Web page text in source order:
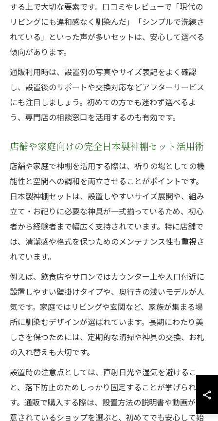
する上で大切な要素です。口コミやレビューで「現代の
リビングにも違和感なく馴染んだ」「シンプルで洗練さ
れている」といった声が多いセットは、安心して選べる
傾向があります。
通販利用時は、設置例の写真やサイズ表記をよく確認
し、設置後のサポートや交換対応などアフターサービス
にも注目しましょう。初めての方でも迷わず選べるよ
う、専門店の相談窓口を活用するのも有効です。
店舗や家庭向けの完全日本製神棚セット活用術
店舗や家庭で神棚を活用する際は、祈りの場としての機
能性と空間への調和を両立させることがポイントです。
日本製神棚セットは、設置しやすいサイズ展開や、組み
立て・お祀りに必要な神具が一式揃っているため、初心
者から経験者まで幅広く支持されています。特に店舗で
は、清潔感や格式を保つためのメンテナンス性も重視さ
れています。
例えば、飲食店やサロンではカウンター上や入口付近に
設置しやすい壁掛けタイプや、奥行きの浅いモデルが人
気です。家庭ではリビングや玄関など、家族が集まる場
所に馴染むデザインが選ばれています。長期にわたり美
しさを保つためには、定期的な清掃や神具の交換、お札
の入れ替えも大切です。
設置時の注意点としては、直射日光や湿気を避けるこ
と、落下防止のためしっかり固定することが挙げられま
す。通販で購入する際は、設置方法の説明書や動画が用
意されているショップを選ぶと、初めてでも安心して始